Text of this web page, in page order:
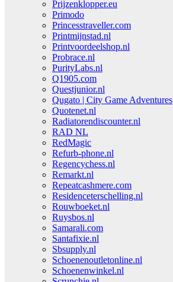
Prijzenklopper.eu
Primodo
Princesstraveller.com
Printmijnstad.nl
Printvoordeelshop.nl
Probrace.nl
PurityLabs.nl
Q1905.com
Questjunior.nl
Qugato | City Game Adventures
Quotenet.nl
Radiatorendiscounter.nl
RAD NL
RedMagic
Refurb-phone.nl
Regencychess.nl
Remarkt.nl
Repeatcashmere.com
Residenceterschelling.nl
Rouwboeket.nl
Ruysbos.nl
Samarali.com
Santafixie.nl
Sbsupply.nl
Schoenenoutletonline.nl
Schoenenwinkel.nl